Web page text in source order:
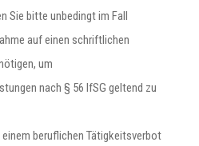
Sie bitte unbedingt im Fall
auf einen schriftlichen
um
nach § 56 IfSG geltend zu
einem beruflichen Tätigkeitsverbot